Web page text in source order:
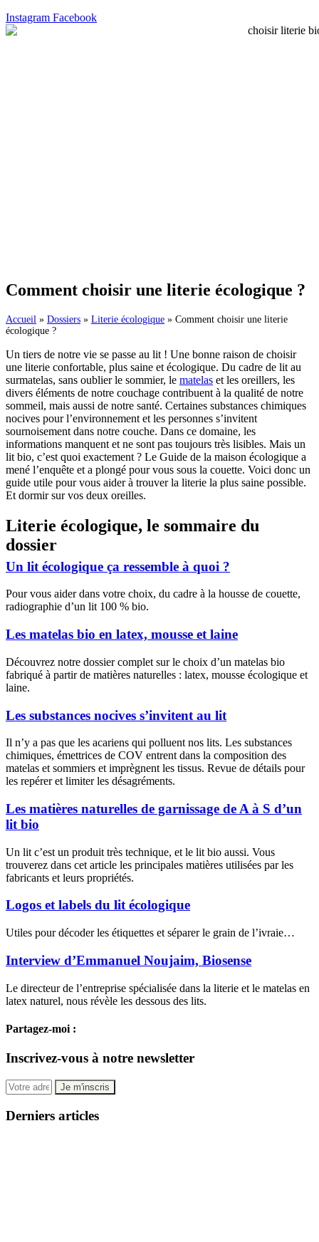
Instagram Facebook
Comment choisir une literie écologique ?
Accueil » Dossiers » Literie écologique » Comment choisir une literie
écologique ?
Un tiers de notre vie se passe au lit ! Une bonne raison de choisir
une literie confortable, plus saine et écologique. Du cadre de lit au
surmatelas, sans oublier le sommier, le matelas et les oreillers, les
divers éléments de notre couchage contribuent à la qualité de notre
sommeil, mais aussi de notre santé. Certaines substances chimiques
nocives pour l’environnement et les personnes s’invitent
sournoisement dans notre couche. Dans ce domaine, les
informations manquent et ne sont pas toujours très lisibles. Mais un
lit bio, c’est quoi exactement ? Le Guide de la maison écologique a
mené l’enquête et a plongé pour vous sous la couette. Voici donc un
guide utile pour vous aider à trouver la literie la plus saine possible.
Et dormir sur vos deux oreilles.
Literie écologique, le sommaire du
dossier
Un lit écologique ça ressemble à quoi ?
Pour vous aider dans votre choix, du cadre à la housse de couette,
radiographie d’un lit 100 % bio.
Les matelas bio en latex, mousse et laine
Découvrez notre dossier complet sur le choix d’un matelas bio
fabriqué à partir de matières naturelles : latex, mousse écologique et
laine.
Les substances nocives s’invitent au lit
Il n’y a pas que les acariens qui polluent nos lits. Les substances
chimiques, émettrices de COV entrent dans la composition des
matelas et sommiers et imprègnent les tissus. Revue de détails pour
les repérer et limiter les désagréments.
Les matières naturelles de garnissage de A à S d’un
lit bio
Un lit c’est un produit très technique, et le lit bio aussi. Vous
trouverez dans cet article les principales matières utilisées par les
fabricants et leurs propriétés.
Logos et labels du lit écologique
Utiles pour décoder les étiquettes et séparer le grain de l’ivraie…
Interview d’Emmanuel Noujaim, Biosense
Le directeur de l’entreprise spécialisée dans la literie et le matelas en
latex naturel, nous révèle les dessous des lits.
Partagez-moi :
Inscrivez-vous à notre newsletter
Derniers articles